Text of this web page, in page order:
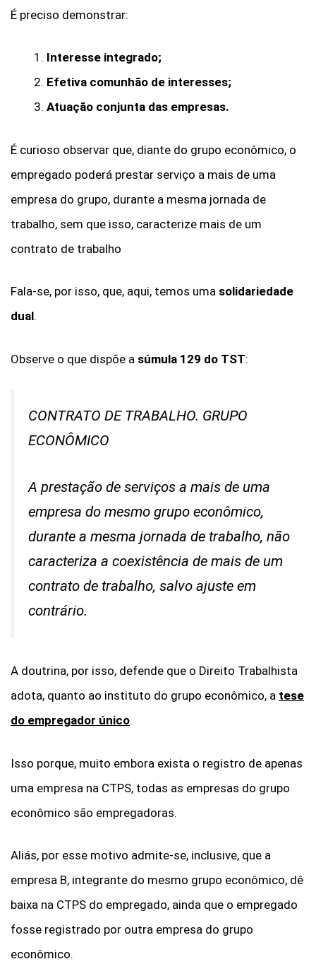
É preciso demonstrar:
Interesse integrado;
Efetiva comunhão de interesses;
Atuação conjunta das empresas.
É curioso observar que, diante do grupo econômico, o
empregado poderá prestar serviço a mais de uma
empresa do grupo, durante a mesma jornada de
trabalho, sem que isso, caracterize mais de um
contrato de trabalho
Fala-se, por isso, que, aqui, temos uma solidariedade
dual.
Observe o que dispõe a súmula 129 do TST:
CONTRATO DE TRABALHO. GRUPO
ECONÔMICO
A prestação de serviços a mais de uma
empresa do mesmo grupo econômico,
durante a mesma jornada de trabalho, não
caracteriza a coexistência de mais de um
contrato de trabalho, salvo ajuste em
contrário.
A doutrina, por isso, defende que o Direito Trabalhista
adota, quanto ao instituto do grupo econômico, a tese
do empregador único.
Isso porque, muito embora exista o registro de apenas
uma empresa na CTPS, todas as empresas do grupo
econômico são empregadoras.
Aliás, por esse motivo admite-se, inclusive, que a
empresa B, integrante do mesmo grupo econômico, dê
baixa na CTPS do empregado, ainda que o empregado
fosse registrado por outra empresa do grupo
econômico.